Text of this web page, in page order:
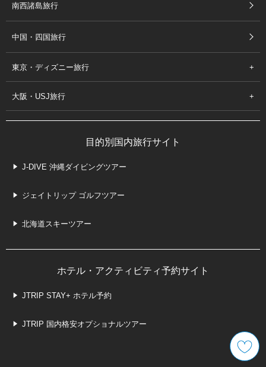
南西諸島旅行
中国・四国旅行
東京・ディズニー旅行
大阪・USJ旅行
目的別国内旅行サイト
J-DIVE 沖縄ダイビングツアー
ジェイトリップ ゴルフツアー
北海道スキーツアー
ホテル・アクティビティ予約サイト
JTRIP STAY+ ホテル予約
JTRIP 国内格安オプショナルツアー